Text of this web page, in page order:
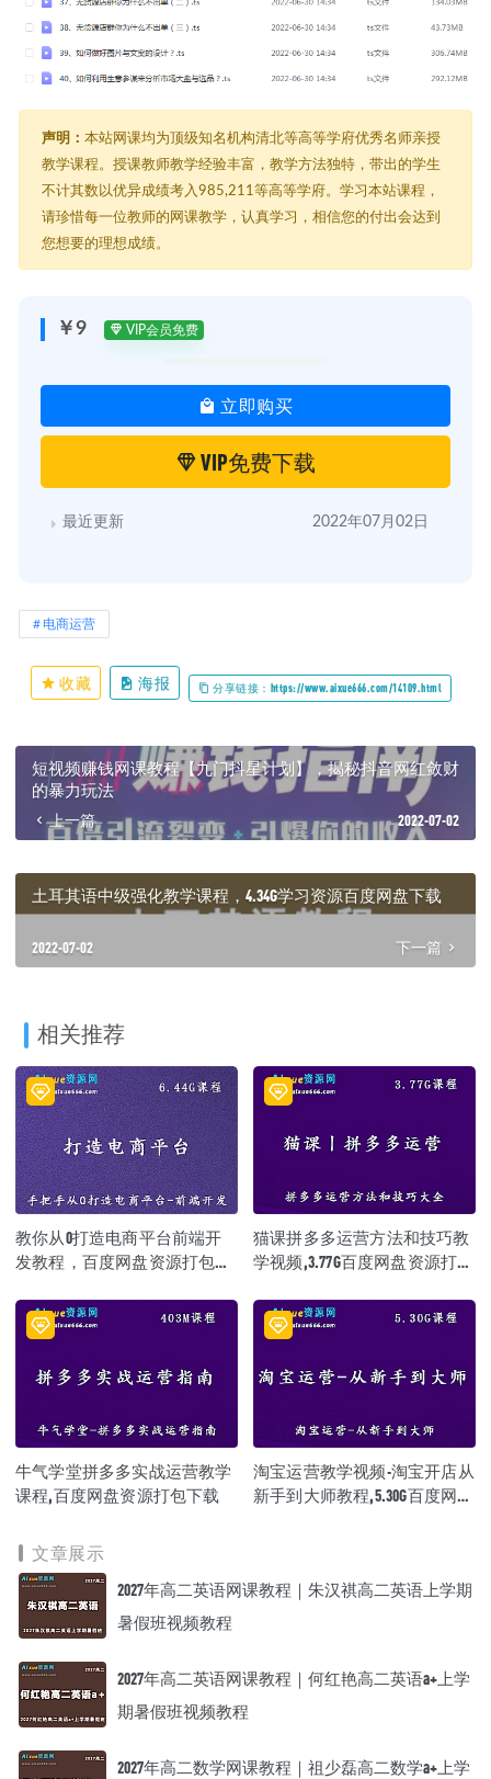
声明： 本站网课均为顶级知名机构清北等高等学府优秀名师亲授
教学课程。授课教师教学经验丰富，教学方法独特，带出的学生
不计其数以优异成绩考入985,211等高等学府。学习本站课程，
请珍惜每一位教师的网课教学，认真学习，相信您的付出会达到
您想要的理想成绩。
￥9 VIP会员免费
立即购买
VIP免费下载
最近更新 2022年07月02日
电商运营
收藏 海报 分享链接：https://www.aixue666.com/14109.html
短视频赚钱网课教程【九门抖星计划】，揭秘抖音网红敛财
的暴力玩法
上一篇 2022-07-02
土耳其语中级强化教学课程，4.34G学习资源百度网盘下载
2022-07-02 下一篇
相关推荐
教你从0打造电商平台前端开
发教程，百度网盘资源打包下
猫课拼多多运营方法和技巧教
学视频,3.77G百度网盘资源打包
牛气学堂拼多多实战运营教学
课程,百度网盘资源打包下载
淘宝运营教学视频-淘宝开店从
新手到大师教程,5.30G百度网盘
文章展示
2027年高二英语网课教程｜朱汉祺高二英语上学期
暑假班视频教程
2027年高二英语网课教程｜何红艳高二英语a+上学
期暑假班视频教程
2027年高二数学网课教程｜祖少磊高二数学a+上学